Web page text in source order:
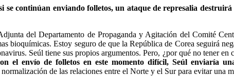
se continúan enviando folletos, un ataque de represalia
del Departamento de Propaganda y Agitación del Comité
bioquímicas. Estoy seguro de que la República de Corea seguirá
Seúl tiene sus propios argumentos. Pero, ¿por qué no tener
el envío de folletos en este momento difícil, Seúl enviaría
de las relaciones entre el Norte y el Sur para evitar una